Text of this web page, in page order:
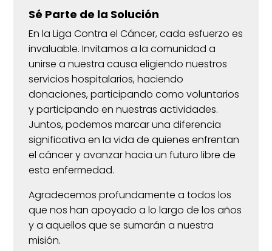
Sé Parte de la Solución
En la Liga Contra el Cáncer, cada esfuerzo es
invaluable. Invitamos a la comunidad a
unirse a nuestra causa eligiendo nuestros
servicios hospitalarios, haciendo
donaciones, participando como voluntarios
y participando en nuestras actividades.
Juntos, podemos marcar una diferencia
significativa en la vida de quienes enfrentan
el cáncer y avanzar hacia un futuro libre de
esta enfermedad.
Agradecemos profundamente a todos los
que nos han apoyado a lo largo de los años
y a aquellos que se sumarán a nuestra
misión.